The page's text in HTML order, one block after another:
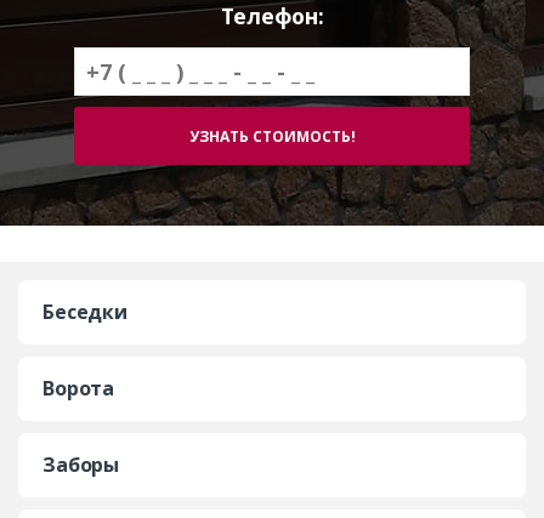
Телефон:
Беседки
Ворота
Заборы